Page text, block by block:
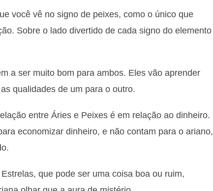
você vê no signo de peixes, como o único que
Sobre o lado divertido de cada signo do elemento
a ser muito bom para ambos. Eles vão aprender
qualidades de um para o outro.
entre Áries e Peixes é em relação ao dinheiro.
economizar dinheiro, e não contam para o ariano,
que pode ser uma coisa boa ou ruim,